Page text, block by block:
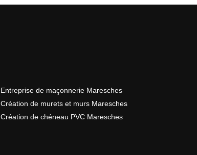
Entreprise de maçonnerie Maresches
Création de murets et murs Maresches
Création de chéneau PVC Maresches